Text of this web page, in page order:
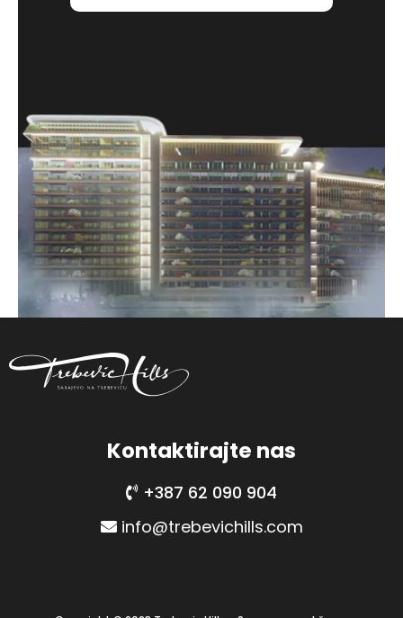
Kontaktirajte nas
+387 62 090 904
info@trebevichills.com